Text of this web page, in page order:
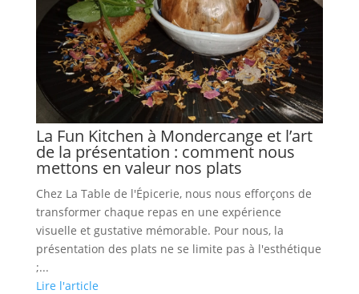
La Fun Kitchen à Mondercange et l’art
de la présentation : comment nous
mettons en valeur nos plats
Chez La Table de l'Épicerie, nous nous efforçons de
transformer chaque repas en une expérience
visuelle et gustative mémorable. Pour nous, la
présentation des plats ne se limite pas à l'esthétique
;...
Lire l'article